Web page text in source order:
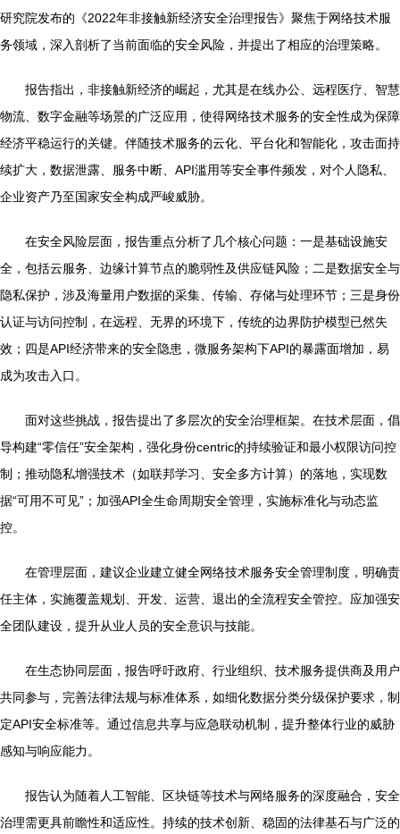
研究院发布的《2022年非接触新经济安全治理报告》聚焦于网络技术服
务领域，深入剖析了当前面临的安全风险，并提出了相应的治理策略。
报告指出，非接触新经济的崛起，尤其是在线办公、远程医疗、智慧
物流、数字金融等场景的广泛应用，使得网络技术服务的安全性成为保障
经济平稳运行的关键。伴随技术服务的云化、平台化和智能化，攻击面持
续扩大，数据泄露、服务中断、API滥用等安全事件频发，对个人隐私、
企业资产乃至国家安全构成严峻威胁。
在安全风险层面，报告重点分析了几个核心问题：一是基础设施安
全，包括云服务、边缘计算节点的脆弱性及供应链风险；二是数据安全与
隐私保护，涉及海量用户数据的采集、传输、存储与处理环节；三是身份
认证与访问控制，在远程、无界的环境下，传统的边界防护模型已然失
效；四是API经济带来的安全隐患，微服务架构下API的暴露面增加，易
成为攻击入口。
面对这些挑战，报告提出了多层次的安全治理框架。在技术层面，倡
导构建“零信任”安全架构，强化身份centric的持续验证和最小权限访问控
制；推动隐私增强技术（如联邦学习、安全多方计算）的落地，实现数
据“可用不可见”；加强API全生命周期安全管理，实施标准化与动态监
控。
在管理层面，建议企业建立健全网络技术服务安全管理制度，明确责
任主体，实施覆盖规划、开发、运营、退出的全流程安全管控。应加强安
全团队建设，提升从业人员的安全意识与技能。
在生态协同层面，报告呼吁政府、行业组织、技术服务提供商及用户
共同参与，完善法律法规与标准体系，如细化数据分类分级保护要求，制
定API安全标准等。通过信息共享与应急联动机制，提升整体行业的威胁
感知与响应能力。
报告认为随着人工智能、区块链等技术与网络服务的深度融合，安全
治理需更具前瞻性和适应性。持续的技术创新、稳固的法律基石与广泛的